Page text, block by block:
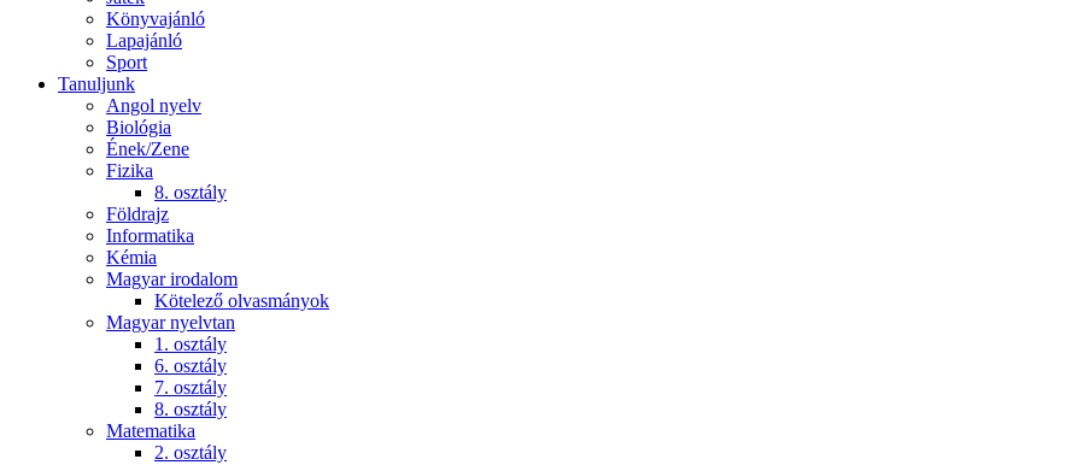
Könyvajánló
Lapajánló
Sport
Tanuljunk
Angol nyelv
Biológia
Ének/Zene
Fizika
8. osztály
Földrajz
Informatika
Kémia
Magyar irodalom
Kötelező olvasmányok
Magyar nyelvtan
1. osztály
6. osztály
7. osztály
8. osztály
Matematika
2. osztály